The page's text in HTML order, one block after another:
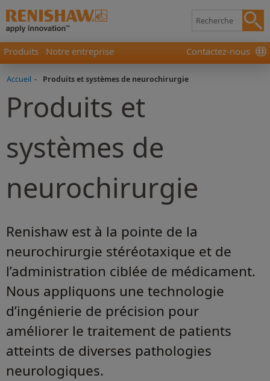
Produits Notre entreprise Contactez-nous
Accueil - Produits et systèmes de neurochirurgie
Produits et
systèmes de
neurochirurgie
Renishaw est à la pointe de la
neurochirurgie stéréotaxique et de
l’administration ciblée de médicament.
Nous appliquons une technologie
d’ingénierie de précision pour
améliorer le traitement de patients
atteints de diverses pathologies
neurologiques.